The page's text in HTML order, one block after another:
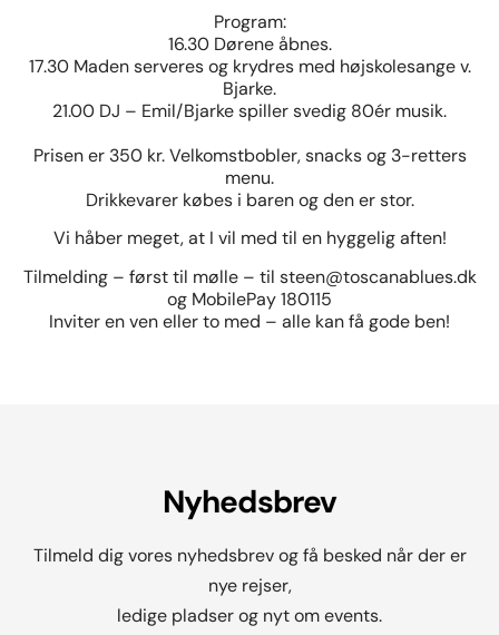
Program:
16.30 Dørene åbnes.
17.30 Maden serveres og krydres med højskolesange v.
Bjarke.
21.00 DJ – Emil/Bjarke spiller svedig 80ér musik.
Prisen er 350 kr. Velkomstbobler, snacks og 3-retters
menu.
Drikkevarer købes i baren og den er stor.
Vi håber meget, at I vil med til en hyggelig aften!
Tilmelding – først til mølle – til steen@toscanablues.dk
og MobilePay 180115
Inviter en ven eller to med – alle kan få gode ben!
Nyhedsbrev
Tilmeld dig vores nyhedsbrev og få besked når der er
nye rejser,
ledige pladser og nyt om events.